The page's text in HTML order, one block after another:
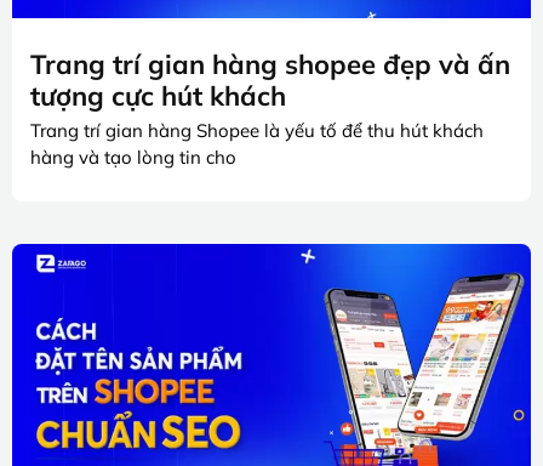
Trang trí gian hàng shopee đẹp và ấn
tượng cực hút khách
Trang trí gian hàng Shopee là yếu tố để thu hút khách
hàng và tạo lòng tin cho